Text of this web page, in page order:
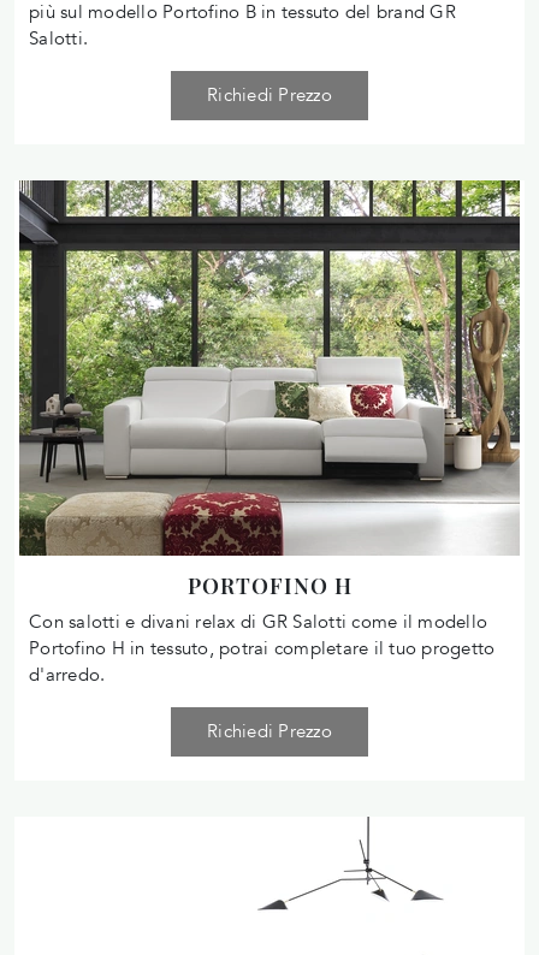
più sul modello Portofino B in tessuto del brand GR
Salotti.
Richiedi Prezzo
PORTOFINO H
Con salotti e divani relax di GR Salotti come il modello
Portofino H in tessuto, potrai completare il tuo progetto
d'arredo.
Richiedi Prezzo